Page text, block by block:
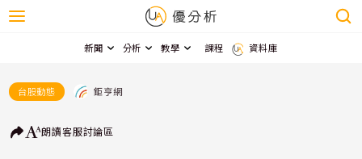
新聞 分析 教學 課程 資料庫
台股動態 鉅亨網
朗讀客服討論區